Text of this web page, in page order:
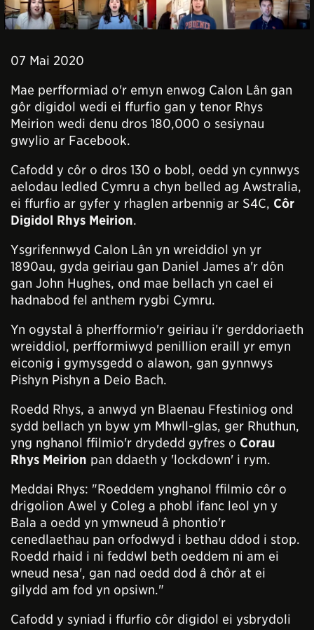
07 Mai 2020
Mae perfformiad o'r emyn enwog Calon Lân gan
gôr digidol wedi ei ffurfio gan y tenor Rhys
Meirion wedi denu dros 180,000 o sesiynau
gwylio ar Facebook.
Cafodd y côr o dros 130 o bobl, oedd yn cynnwys
aelodau ledled Cymru a chyn belled ag Awstralia,
ei ffurfio ar gyfer y rhaglen arbennig ar S4C, Côr
Digidol Rhys Meirion.
Ysgrifennwyd Calon Lân yn wreiddiol yn yr
1890au, gyda geiriau gan Daniel James a'r dôn
gan John Hughes, ond mae bellach yn cael ei
hadnabod fel anthem rygbi Cymru.
Yn ogystal â pherfformio'r geiriau i'r gerddoriaeth
wreiddiol, perfformiwyd penillion eraill yr emyn
eiconig i gymysgedd o alawon, gan gynnwys
Pishyn Pishyn a Deio Bach.
Roedd Rhys, a anwyd yn Blaenau Ffestiniog ond
sydd bellach yn byw ym Mhwll-glas, ger Rhuthun,
yng nghanol ffilmio'r drydedd gyfres o Corau
Rhys Meirion pan ddaeth y 'lockdown' i rym.
Meddai Rhys: "Roeddem ynghanol ffilmio côr o
drigolion Awel y Coleg a phobl ifanc leol yn y
Bala a oedd yn ymwneud â phontio'r
cenedlaethau pan orfodwyd i bethau ddod i stop.
Roedd rhaid i ni feddwl beth oeddem ni am ei
wneud nesa', gan nad oedd dod â chôr at ei
gilydd am fod yn opsiwn."
Cafodd y syniad i ffurfio côr digidol ei ysbrydoli